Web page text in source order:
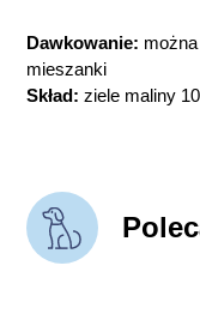
Dawkowanie:
mieszanki
Skład: ziele maliny